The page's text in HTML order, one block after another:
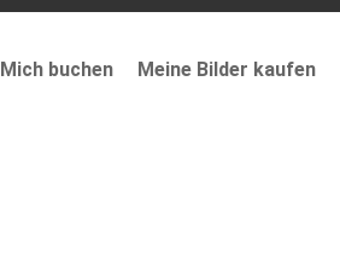
Mich buchen Meine Bilder kaufen